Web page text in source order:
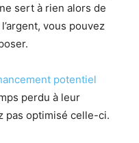
sert à rien alors de
vous pouvez
potentiel
perdu à leur
pas optimisé celle-ci.